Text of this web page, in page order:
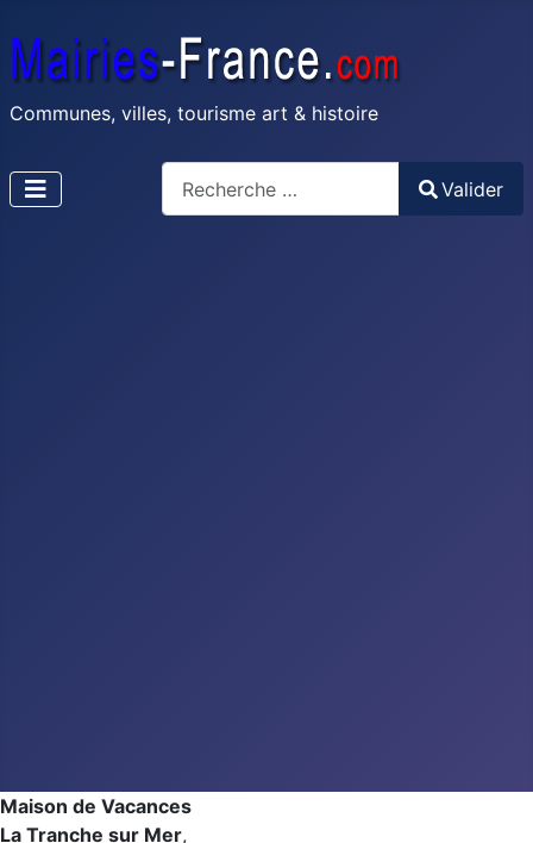
Communes, villes, tourisme art & histoire
Valider
Maison de Vacances
La Tranche sur Mer,